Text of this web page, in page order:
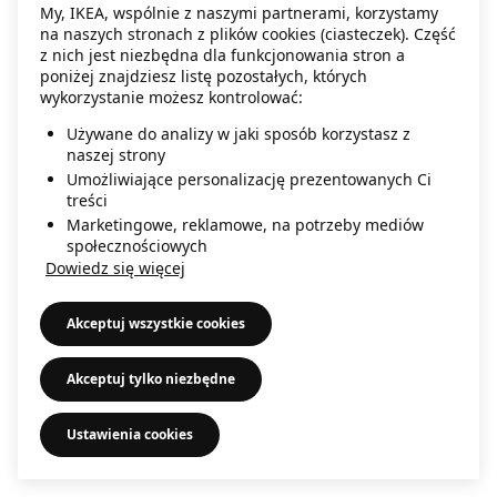
information).
My, IKEA, wspólnie z naszymi partnerami, korzystamy
na naszych stronach z plików cookies (ciasteczek). Część
z nich jest niezbędna dla funkcjonowania stron a
poniżej znajdziesz listę pozostałych, których
wykorzystanie możesz kontrolować:
Używane do analizy w jaki sposób korzystasz z
naszej strony
Umożliwiające personalizację prezentowanych Ci
treści
Marketingowe, reklamowe, na potrzeby mediów
społecznościowych
Dowiedz się więcej
Akceptuj wszystkie cookies
Akceptuj tylko niezbędne
Ustawienia cookies